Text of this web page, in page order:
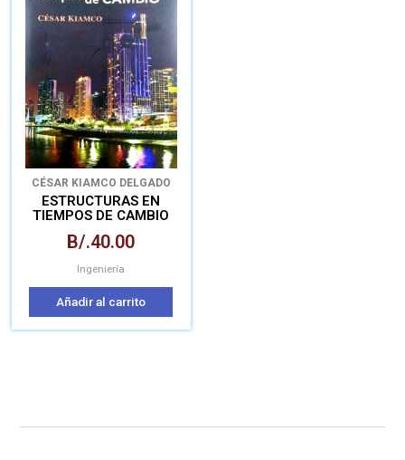
CÉSAR KIAMCO DELGADO
ESTRUCTURAS EN
TIEMPOS DE CAMBIO
B/.40.00
Ingeniería
Añadir al carrito